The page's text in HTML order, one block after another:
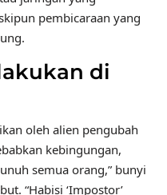
pembicaraan yang
di
oleh alien pengubah
kebingungan,
semua orang,” bunyi
“Habisi ‘Impostor’